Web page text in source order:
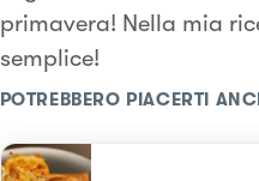
primavera! Nella mia
semplice!
POTREBBERO PIACERTI